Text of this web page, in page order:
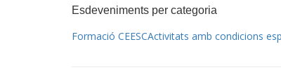
Esdeveniments per categoria
Formació CEESCActivitats amb condicions